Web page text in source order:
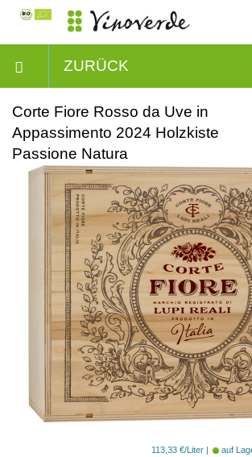
ZURÜCK
Corte Fiore Rosso da Uve in
Appassimento 2024 Holzkiste
Passione Natura
113,33 €/Liter auf